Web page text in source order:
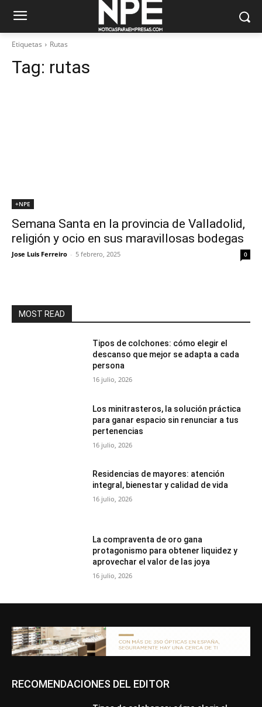
Etiquetas Rutas
Tag: rutas
+NPE
Semana Santa en la provincia de Valladolid,
religión y ocio en sus maravillosas bodegas
Jose Luis Ferreiro - 5 febrero, 2025 0
MOST READ
Tipos de colchones: cómo elegir el
descanso que mejor se adapta a cada
persona
16 julio, 2026
Los minitrasteros, la solución práctica
para ganar espacio sin renunciar a tus
pertenencias
16 julio, 2026
Residencias de mayores: atención
integral, bienestar y calidad de vida
16 julio, 2026
La compraventa de oro gana
protagonismo para obtener liquidez y
aprovechar el valor de las joya
16 julio, 2026
RECOMENDACIONES DEL EDITOR